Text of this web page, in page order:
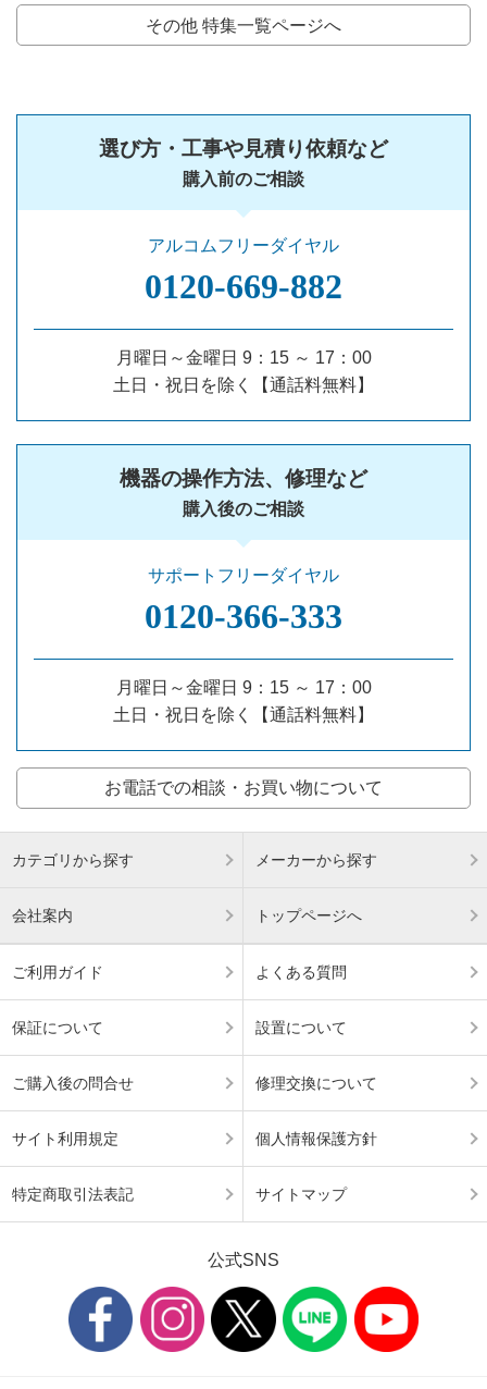
その他 特集一覧ページへ
選び方・工事や見積り依頼など
購入前のご相談
アルコムフリーダイヤル
0120‐669‐882
月曜日～金曜日 9：15 ～ 17：00
土日・祝日を除く【通話料無料】
機器の操作方法、修理など
購入後のご相談
サポートフリーダイヤル
0120‐366‐333
月曜日～金曜日 9：15 ～ 17：00
土日・祝日を除く【通話料無料】
お電話での相談・お買い物について
カテゴリから探す メーカーから探す
会社案内 トップページへ
ご利用ガイド よくある質問
保証について 設置について
ご購入後の問合せ 修理交換について
サイト利用規定 個人情報保護方針
特定商取引法表記 サイトマップ
公式SNS